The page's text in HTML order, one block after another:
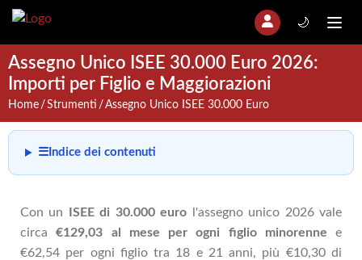
🌙
Assegno Unico ISEE 30.000 Euro 2026:
Importi per Figlio e Maggiorazioni
Home Strumenti Assegno Unico ISEE 30.000 Euro
☰ Indice dei contenuti
Con un ISEE di 30.000 euro l'assegno unico 2026 vale
circa€129,03 al mese per ogni figlio minorenne e
€62,54 per ogni figlio tra 18 e 21 anni, più €10,30 di